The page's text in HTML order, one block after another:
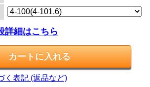
詳細はこちら
く表記 (返品など)